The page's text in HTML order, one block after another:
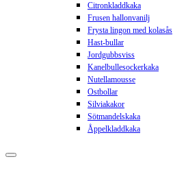
Citronkladdkaka
Frusen hallonvanilj
Frysta lingon med kolasås
Hast-bullar
Jordgubbsviss
Kanelbullesockerkaka
Nutellamousse
Ostbollar
Silviakakor
Sötmandelskaka
Åppelkladdkaka